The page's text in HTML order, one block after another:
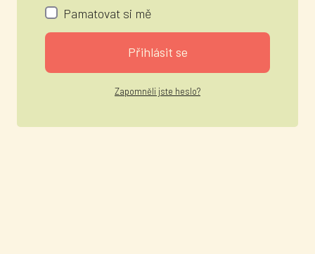
Pamatovat si mě
Přihlásit se
Zapomněli jste heslo?